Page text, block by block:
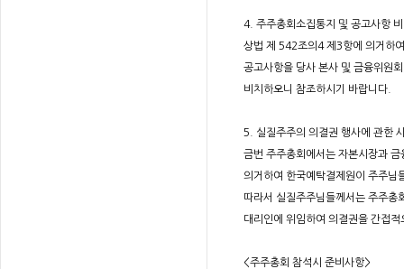
4. 주주총회소집통지 및 공고사항
상법 제 542조의4 제3항에 의거하
공고사항을 당사 본사 및 금융위원
비치하오니 참조하시기 바랍니다.
5. 실질주주의 의결권 행사에 관한
금번 주주총회에서는 자본시장과
의거하여 한국예탁결제원이 주주님
따라서 실질주주님들께서는 주주총
대리인에 위임하여 의결권을 간접
<주주총회 참석시 준비사항>